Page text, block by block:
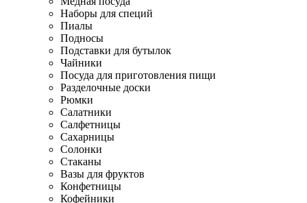
Наборы для специй
Пиалы
Подносы
Подставки для бутылок
Чайники
Посуда для приготовления пищи
Разделочные доски
Рюмки
Салатники
Салфетницы
Сахарницы
Солонки
Стаканы
Вазы для фруктов
Конфетницы
Кофейники